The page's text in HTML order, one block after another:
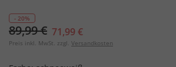
- 20%
89,99 € 71,99 €
Preis inkl. MwSt. zzgl. Versandkosten